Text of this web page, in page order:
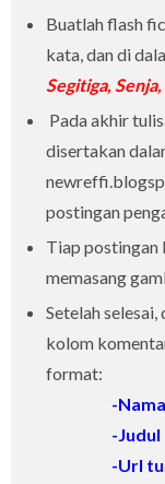
Buatlah flash
kata, dan di
Segitiga,
Pada akhir
disertakan
postingan
Tiap postingan
memasang
Setelah
kolom
format:
-
-Judul
-Url